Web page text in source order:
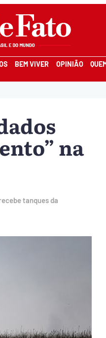
BEM VIVER OPINIÃO
na
tanques da